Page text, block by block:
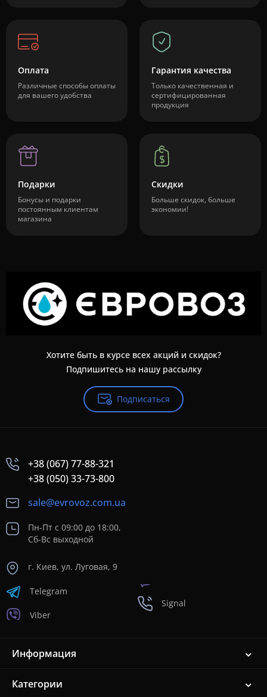
Оплата
Различные способы оплаты
для вашего удобства
Гарантия качества
Только качественная и
сертифицированная
продукция
Подарки
Бонусы и подарки
постоянным клиентам
магазина
Скидки
Больше скидок, больше
экономии!
Хотите быть в курсе всех акций и скидок?
Подпишитесь на нашу рассылку
Подписаться
+38 (067) 77-88-321
+38 (050) 33-73-800
sale@evrovoz.com.ua
Пн-Пт с 09:00 до 18:00,
Сб-Вс выходной
г. Киев, ул. Луговая, 9
Telegram
Viber
Signal
Информация
Категории